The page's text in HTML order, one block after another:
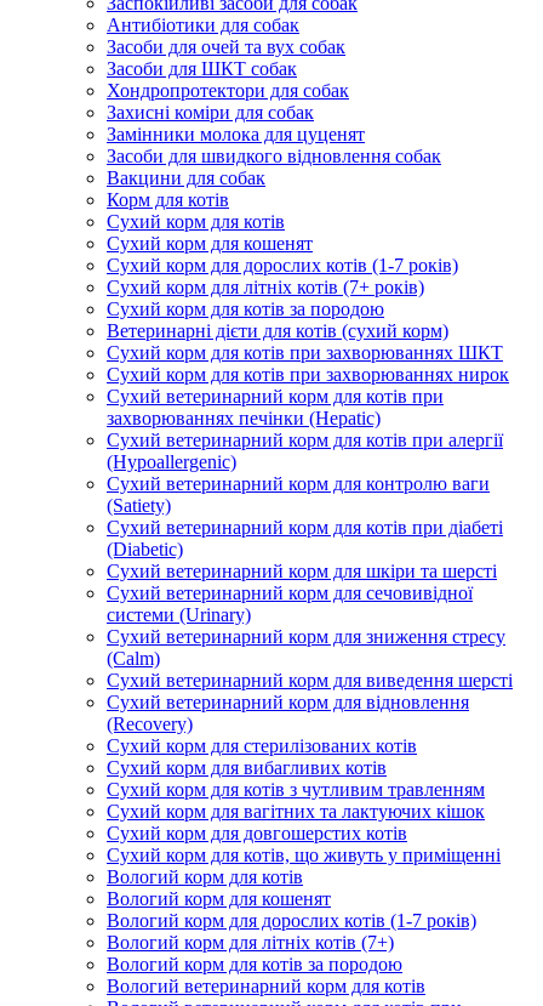
Антибіотики для собак
Засоби для очей та вух собак
Засоби для ШКТ собак
Хондропротектори для собак
Захисні коміри для собак
Замінники молока для цуценят
Засоби для швидкого відновлення собак
Вакцини для собак
Корм для котів
Сухий корм для котів
Сухий корм для кошенят
Сухий корм для дорослих котів (1-7 років)
Сухий корм для літніх котів (7+ років)
Сухий корм для котів за породою
Ветеринарні дієти для котів (сухий корм)
Сухий корм для котів при захворюваннях ШКТ
Сухий корм для котів при захворюваннях нирок
Сухий ветеринарний корм для котів при
захворюваннях печінки (Hepatic)
Сухий ветеринарний корм для котів при алергії
(Hypoallergenic)
Сухий ветеринарний корм для контролю ваги
(Satiety)
Сухий ветеринарний корм для котів при діабеті
(Diabetic)
Сухий ветеринарний корм для шкіри та шерсті
Сухий ветеринарний корм для сечовивідної
системи (Urinary)
Сухий ветеринарний корм для зниження стресу
(Calm)
Сухий ветеринарний корм для виведення шерсті
Сухий ветеринарний корм для відновлення
(Recovery)
Сухий корм для стерилізованих котів
Сухий корм для вибагливих котів
Сухий корм для котів з чутливим травленням
Сухий корм для вагітних та лактуючих кішок
Сухий корм для довгошерстих котів
Сухий корм для котів, що живуть у приміщенні
Вологий корм для котів
Вологий корм для кошенят
Вологий корм для дорослих котів (1-7 років)
Вологий корм для літніх котів (7+)
Вологий корм для котів за породою
Вологий ветеринарний корм для котів